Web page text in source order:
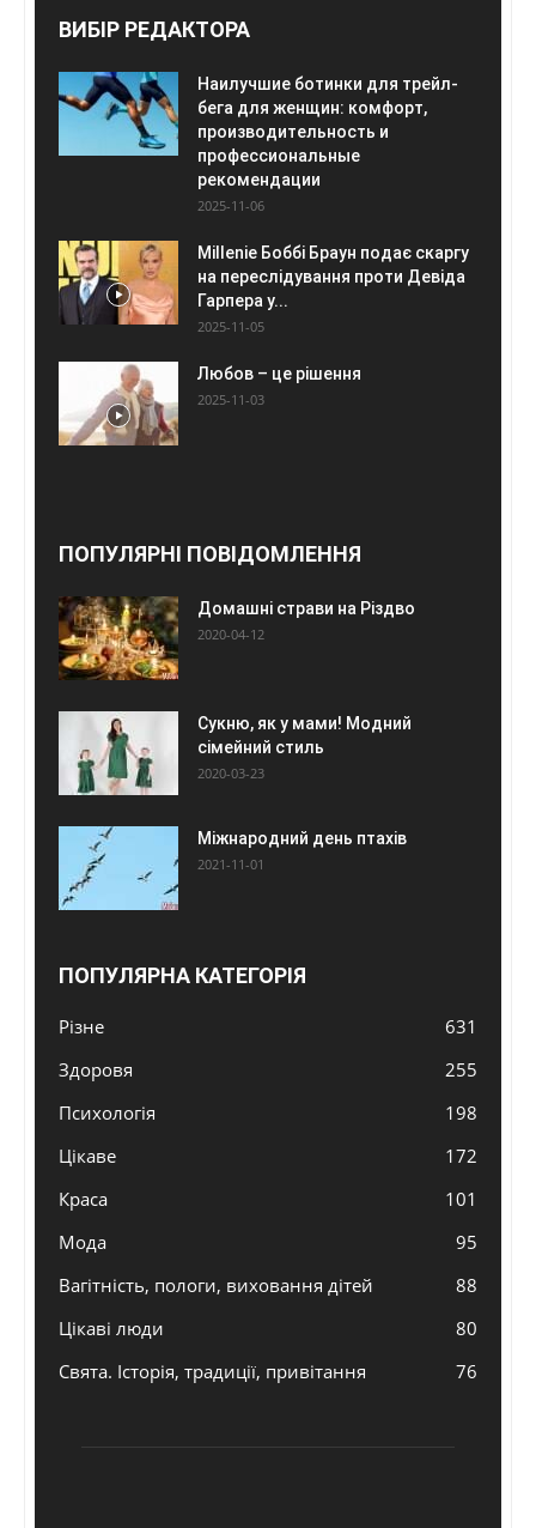
ВИБІР РЕДАКТОРА
Наилучшие ботинки для трейл-
бега для женщин: комфорт,
производительность и
профессиональные
рекомендации
2025-11-06
Millenie Боббі Браун подає скаргу
на переслідування проти Девіда
Гарпера у...
2025-11-05
Любов – це рішення
2025-11-03
ПОПУЛЯРНІ ПОВІДОМЛЕННЯ
Домашні страви на Різдво
2020-04-12
Сукню, як у мами! Модний
сімейний стиль
2020-03-23
Міжнародний день птахів
2021-11-01
ПОПУЛЯРНА КАТЕГОРІЯ
Різне
631
Здоровя
255
Психологія
198
Цікаве
172
Краса
101
Мода
95
Вагітність, пологи, виховання дітей
88
Цікаві люди
80
Свята. Історія, традиції, привітання
76